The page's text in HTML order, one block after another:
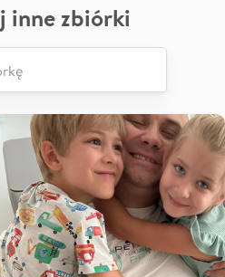
inne zbiórki